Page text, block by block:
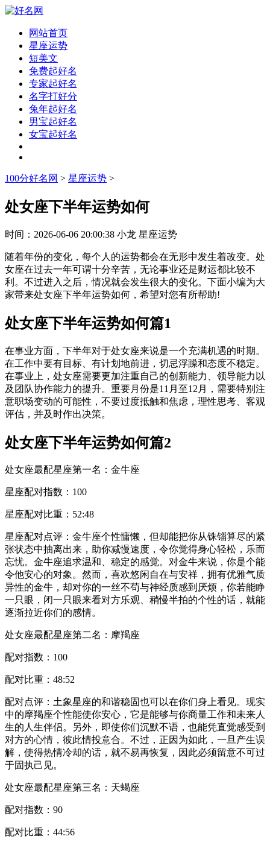
网站首页
星座运势
短美文
免费起好名
专家起好名
名字打好分
兔年起好名
男宝起好名
女宝起好名
100分好名网 > 星座运势 >
处女座下半年运势如何
时间： 2026-06-06 20:00:38 小龙 星座运势
随着年份的变化，每个人的运势都会在无形中发生着改变。处
女座在过去一年可谓十分辛苦，无论事业还是财运都比较不
利。不过进入之后，情况就会发生很大的变化。下面小编为大
家带来处女座下半年运势如何，希望对您有所帮助!
处女座下半年运势如何篇1
在事业方面，下半年对于处女座来说是一个充满机遇的时期。
在工作中要有目标、有计划地前进，切忌浮躁和态度不稳定。
在事业上，处女座需要更加注重自己的创新能力、领导能力以
及团队协作能力的提升。重要月份是11月至12月，需要特别注
意职场变动的可能性，不要过度抵触和焦虑，理性思考、客观
评估，并及时作出决策。
处女座下半年运势如何篇2
处女座最配星座第一名：金牛座
星座配对指数：100
星座配对比重：52:48
星座配对点评：金牛座个性慵懒，但却能把你从铢锱算尽的紧
张状态中抽离出来，助你减慢速度，令你觉得身心轻松，乐而
忘忧。金牛座追求温和、稳定的感觉。对金牛来说，你是个能
令他安心的对象。然而，喜欢悠闲自在与安祥，拥有优雅气质
异性的金牛，却对你的一丝不苟与神经质感到厌烦，你若能睁
一只眼，闭一只眼来看对方乐观、稍慢半拍的个性的话，就能
逐渐拉近你们的感情。
处女座最配星座第二名：摩羯座
配对指数：100
配对比重：48:52
配对点评：土象星座的和谐稳固也可以在你们身上看见。现实
中的摩羯座个性能使你安心，它是能够与你商量工作和未来人
生的人生伴侣。另外，即使你们沉默不语，也能凭直觉感受到
对方的心情，彼此情投意合。不过，正因为如此，一旦产生误
解，使得热情冷却的话，就不易再恢复，因此必须留意不可过
于固执己见。
处女座最配星座第三名：天蝎座
配对指数：90
配对比重：44:56